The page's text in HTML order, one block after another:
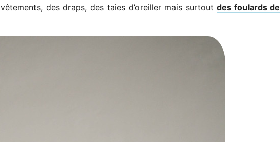
vêtements, des draps, des taies d’oreiller mais surtoutdes foulards de